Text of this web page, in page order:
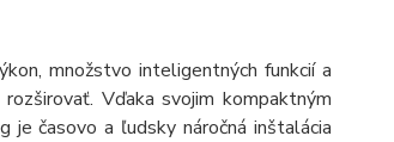
množstvo inteligentných funkcií a
Vďaka svojim kompaktným
je časovo a ľudsky náročná inštalácia